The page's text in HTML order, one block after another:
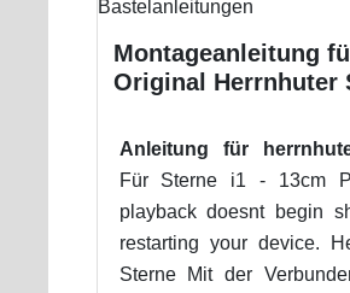
Montageanleitung
Original Herrnhuter
Anleitung für
Für Sterne i1 - 13cm
playback doesnt begin
restarting your device.
Sterne Mit der